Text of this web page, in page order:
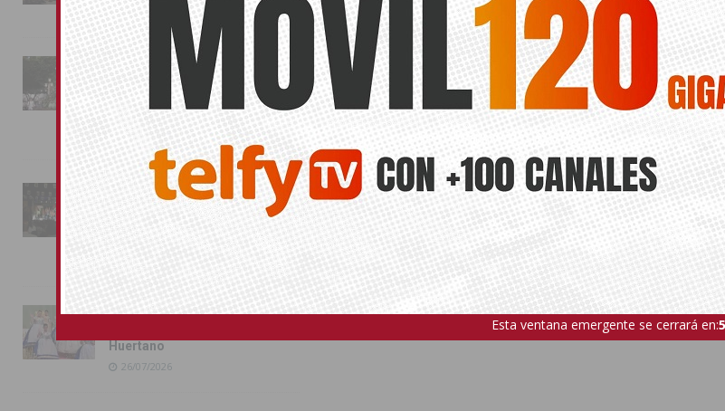
01/08/2026
La fiesta se adueña de
Almoradí con la presentación
de los cargos festeros y la
toma del castillo
31/07/2026
Pilar de la Horadada
conmemora con emoción el
40º aniversario de su
independencia como municipio
31/07/2026
Almoradí presume de raíces
Huertano
26/07/2026
Esta ventana emergente se cerrará en:4